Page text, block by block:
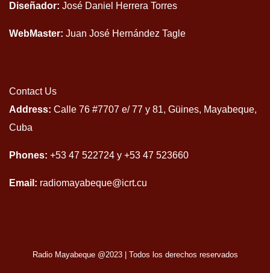
Diseñador: José Daniel Herrera Torres
WebMaster: Juan José Hernández Tagle
Contact Us
Address: Calle 76 #7707 e/ 77 y 81, Güines, Mayabeque,
Cuba
Phones: +53 47 522724 y +53 47 523660
Email: radiomayabeque@icrt.cu
Radio Mayabeque @2023 Todos los derechos reservados